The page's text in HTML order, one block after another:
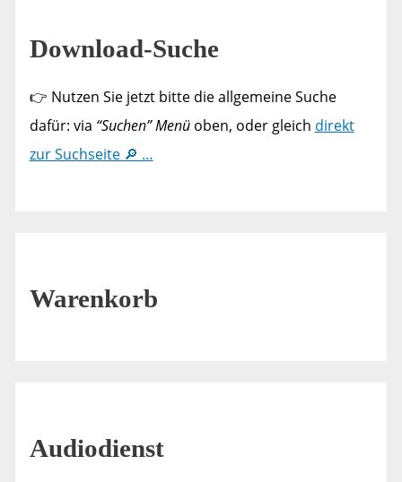
Download-Suche
👉 Nutzen Sie jetzt bitte die allgemeine Suche
dafür: via “Suchen” Menüoben, oder gleich direkt
zur Suchseite 🔎 …
Warenkorb
Audiodienst